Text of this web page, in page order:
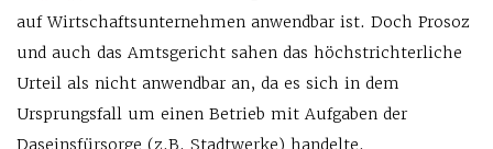
auf Wirtschaftsunternehmen anwendbar ist. Doch Prosoz
und auch das Amtsgericht sahen das höchstrichterliche
Urteil als nicht anwendbar an, da es sich in dem
Ursprungsfall um einen Betrieb mit Aufgaben der
Daseinsfürsorge (z.B. Stadtwerke) handelte.